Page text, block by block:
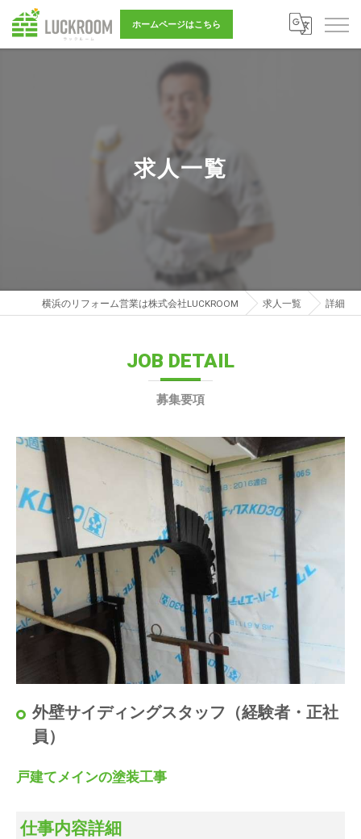
ホームページはこちら
求人一覧
横浜のリフォーム営業は株式会社LUCKROOM 求人一覧 詳細
募集要項
JOB DETAIL
外壁サイディングスタッフ（経験者・正社
員）
戸建てメインの塗装工事
仕事内容詳細